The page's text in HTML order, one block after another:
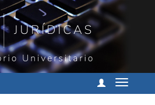
Cambiar